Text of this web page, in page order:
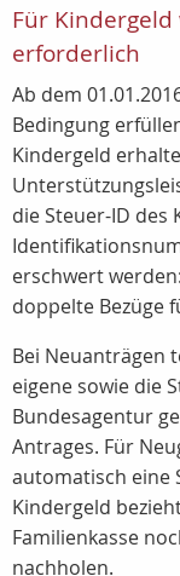
Für
erforderlich
Ab dem
Bedingung
Kindergeld
die Steuer-ID des
erschwert
doppelte Bezüge
Bei Neuanträgen
eigene sowie die
Bundesagentur
Antrages. Für
automatisch eine
Kindergeld
Familienkasse
nachholen.